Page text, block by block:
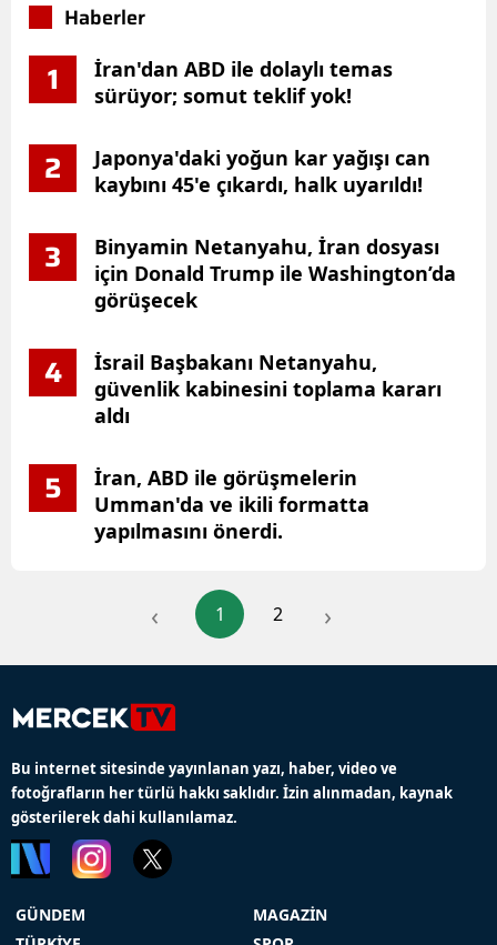
Haberler
1
İran'dan ABD ile dolaylı temas
sürüyor; somut teklif yok!
2
Japonya'daki yoğun kar yağışı can
kaybını 45'e çıkardı, halk uyarıldı!
3
Binyamin Netanyahu, İran dosyası
için Donald Trump ile Washington’da
görüşecek
4
İsrail Başbakanı Netanyahu,
güvenlik kabinesini toplama kararı
aldı
5
İran, ABD ile görüşmelerin
Umman'da ve ikili formatta
yapılmasını önerdi.
‹ 1 2 ›
Bu internet sitesinde yayınlanan yazı, haber, video ve
fotoğrafların her türlü hakkı saklıdır. İzin alınmadan, kaynak
gösterilerek dahi kullanılamaz.
GÜNDEM
MAGAZİN